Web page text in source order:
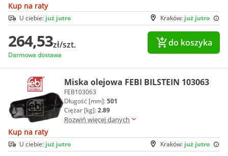
Kup na raty
Kraków: już jutro
U ciebie: już jutro
264,53zł/szt.
Darmowa dostawa
do koszyka
Miska olejowa FEBI BILSTEIN 103063
FEB103063
Długość [mm]:501
Ciężar [kg]:2.89
Rozwiń więcej danych
Kup na raty
Kraków: już jutro
U ciebie: już jutro